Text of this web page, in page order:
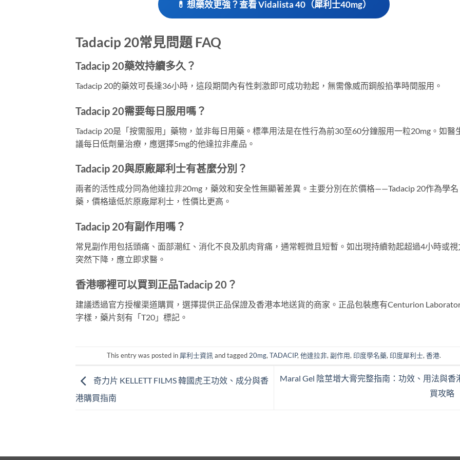
💊 想藥效更強？查看 Vidalista 40（犀利士40mg）
Tadacip 20常見問題 FAQ
Tadacip 20藥效持續多久？
Tadacip 20的藥效可長達36小時，這段期間內有性刺激即可成功勃起，無需像威而鋼般掐準時間服用。
Tadacip 20需要每日服用嗎？
Tadacip 20是「按需服用」藥物，並非每日用藥。標準用法是在性行為前30至60分鐘服用一粒20mg。如醫
議每日低劑量治療，應選擇5mg的他達拉非產品。
Tadacip 20與原廠犀利士有甚麼分別？
兩者的活性成分同為他達拉非20mg，藥效和安全性無顯著差異。主要分別在於價格——Tadacip 20作為學名
藥，價格遠低於原廠犀利士，性價比更高。
Tadacip 20有副作用嗎？
常見副作用包括頭痛、面部潮紅、消化不良及肌肉背痛，通常輕微且短暫。如出現持續勃起超過4小時或視
突然下降，應立即求醫。
香港哪裡可以買到正品Tadacip 20？
建議透過官方授權渠道購買，選擇提供正品保證及香港本地送貨的商家。正品包裝應有Centurion
字樣，藥片刻有「T20」標記。
This entry was posted in 犀利士資訊 and tagged 20mg, TADACIP, 他達拉非, 副作用, 印度學名藥, 印度犀利士, 香港.
奇力片 KELLETT FILMS 韓國虎王功效、成分與香
港購買指南
Maral Gel 陰莖增大膏完整指南：功效、用法與香
買攻略